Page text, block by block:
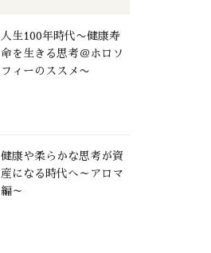
人生100年時代〜健康寿
命を生きる思考＠ホロソ
フィーのススメ〜
健康や柔らかな思考が資
産になる時代へ～アロマ
編～